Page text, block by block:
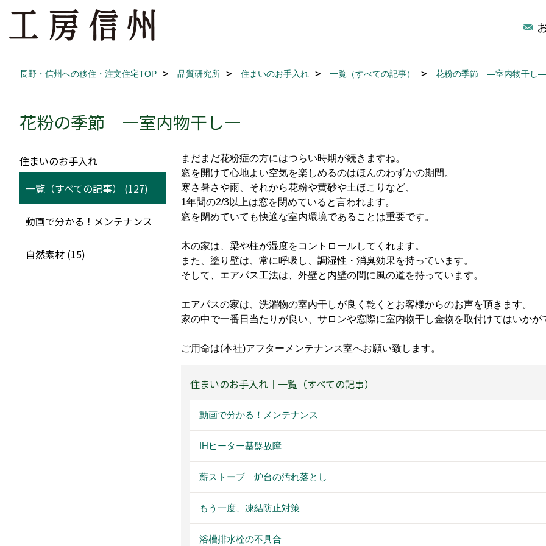
長野・信州への移住・注文住宅TOP 品質研究所 住まいのお手入れ 一覧（すべての記事） 花粉の季節 ―室内物干し―
花粉の季節 ―室内物干し―
まだまだ花粉症の方にはつらい時期が続きますね。
窓を開けて心地よい空気を楽しめるのはほんのわずかの期間。
寒さ暑さや雨、それから花粉や黄砂や土ほこりなど、
1年間の2/3以上は窓を閉めていると言われます。
窓を閉めていても快適な室内環境であることは重要です。
木の家は、梁や柱が湿度をコントロールしてくれます。
また、塗り壁は、常に呼吸し、調湿性・消臭効果を持っています。
そして、エアパス工法は、外壁と内壁の間に風の道を持っています。
エアパスの家は、洗濯物の室内干しが良く乾くとお客様からのお声を頂きます。
家の中で一番日当たりが良い、サロンや窓際に室内物干し金物を取付けてはいかが
ご用命は(本社)アフターメンテナンス室へお願い致します。
住まいのお手入れ｜一覧（すべての記事）
動画で分かる！メンテナンス
IHヒーター基盤故障
薪ストーブ 炉台の汚れ落とし
もう一度、凍結防止対策
浴槽排水栓の不具合
住まいのお手入れ
一覧（すべての記事） (127)
動画で分かる！メンテナンス
自然素材 (15)